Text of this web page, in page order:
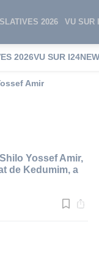
2026 VU SUR
2026VU SUR
Amir
Yossef Amir,
de Kedumim, a